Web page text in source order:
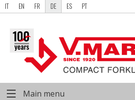
IT EN FR DE ES PT
Main menu